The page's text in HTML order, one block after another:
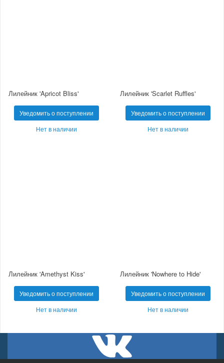
Лилейник 'Apricot Bliss'
Уведомить о поступлении
Нет в наличии
Лилейник 'Scarlet Ruffles'
Уведомить о поступлении
Нет в наличии
Лилейник 'Amethyst Kiss'
Уведомить о поступлении
Нет в наличии
Лилейник 'Nowhere to Hide'
Уведомить о поступлении
Нет в наличии